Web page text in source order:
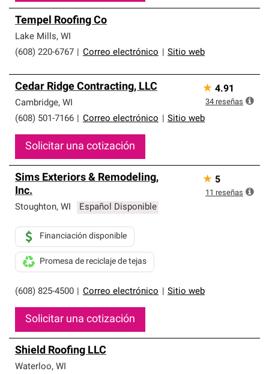
Tempel Roofing Co
Lake Mills, WI
(608) 220-6767
Correo electrónico Sitio web
Cedar Ridge Contracting, LLC
Cambridge, WI
(608) 501-7166
Correo electrónico Sitio web
Solicitar una cotización
★ 4.91
34 reseñas
Sims Exteriors & Remodeling,
Inc.
Stoughton, WI Español Disponible
(608) 825-4500 Correo electrónico Sitio web
Financiación disponible
Promesa de reciclaje de tejas
Solicitar una cotización
★ 5
11 reseñas
Shield Roofing LLC
Waterloo, WI